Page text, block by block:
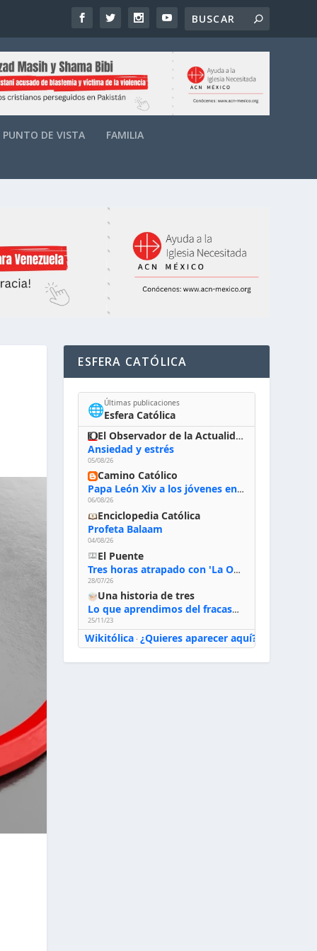
PUNTO DE VISTA FAMILIA
ESFERA CATÓLICA
🌐Últimas publicaciones
Esfera Católica
El Observador de la Actualidad
Ansiedad y estrés
05/08/26
Camino Católico
Papa León Xiv a los jóvenes en Asís, 6-8-2026: «De san Francisco aprendan la radicalidad evangélica: no los vuelve ciegos ni violentos, sino sensibles, atentos, siempre en el seguimiento de Jesús, humildes y acogiendo a todos»
06/08/26
Enciclopedia Católica
Profeta Balaam
04/08/26
El Puente
Tres horas atrapado con 'La Odisea' de Nolan
28/07/26
Una historia de tres
Lo que aprendimos del fracaso al emprender
25/11/23
Wikitólica· ¿Quieres aparecer aquí?